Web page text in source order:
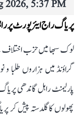
2026, 5:37 PM
پریاگ راج ایئرپورٹ پر
لوک سبھا میں حزب
گراؤنڈ میں ہزاروں
پارلیمنٹ راہل گاندھی
پھولوں کا گلدستہ پیش کر